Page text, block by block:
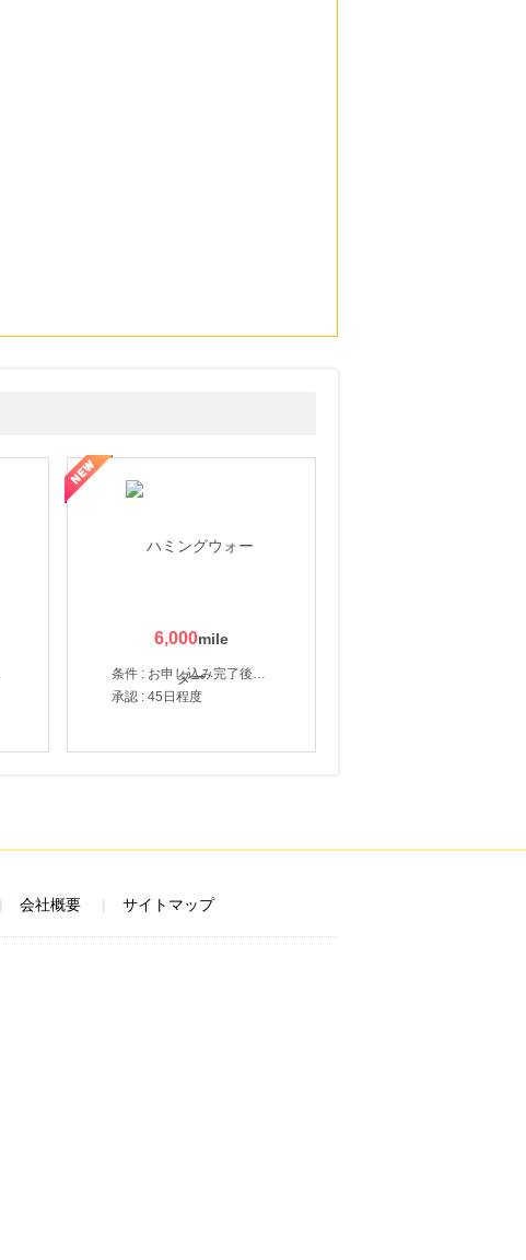
6,000
条件 : お申し込み完了後、決済登録完了と1ヶ月以内のサーバー初回設置。
承認 : 45日程度
会社概要 サイトマップ